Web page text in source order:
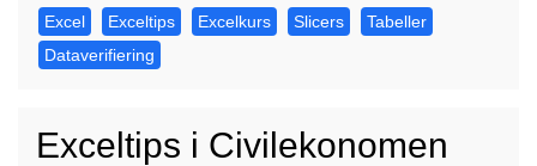
Excel Exceltips Excelkurs Slicers
Tabeller
Dataverifiering
Exceltips i Civilekonomen